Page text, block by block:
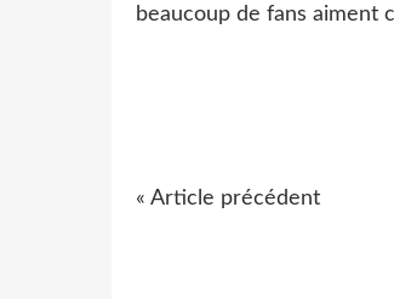
beaucoup de fans aiment
« Article précédent